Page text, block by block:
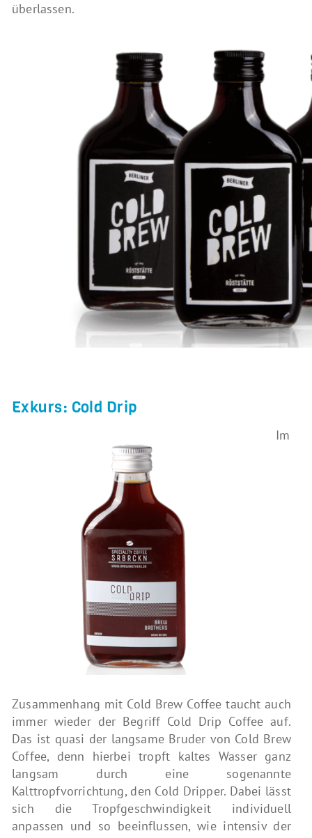
überlassen.
Exkurs: Cold Drip
Im
Zusammenhang mit Cold Brew Coffee taucht auch
immer wieder der Begriff Cold Drip Coffee auf.
Das ist quasi der langsame Bruder von Cold Brew
Coffee, denn hierbei tropft kaltes Wasser ganz
langsam durch eine sogenannte
Kalttropfvorrichtung, den Cold Dripper. Dabei lässt
sich die Tropfgeschwindigkeit individuell
anpassen und so beeinflussen, wie intensiv der